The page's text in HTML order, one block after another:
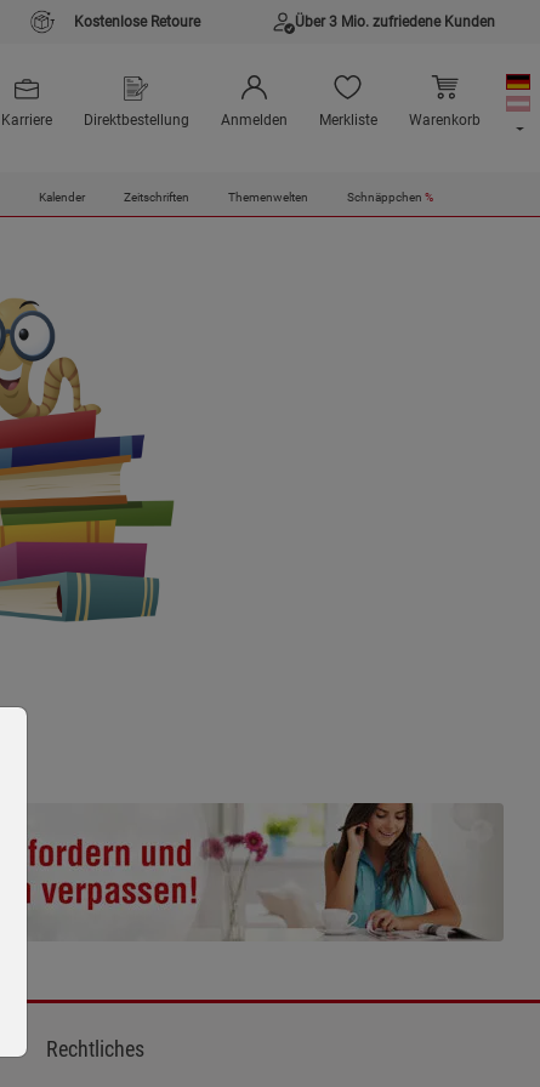
Kostenlose Retoure Über 3 Mio. zufriedene Kunden
Karriere Direktbestellung Anmelden Merkliste Warenkorb
Kalender Zeitschriften Themenwelten Schnäppchen %
Rechtliches